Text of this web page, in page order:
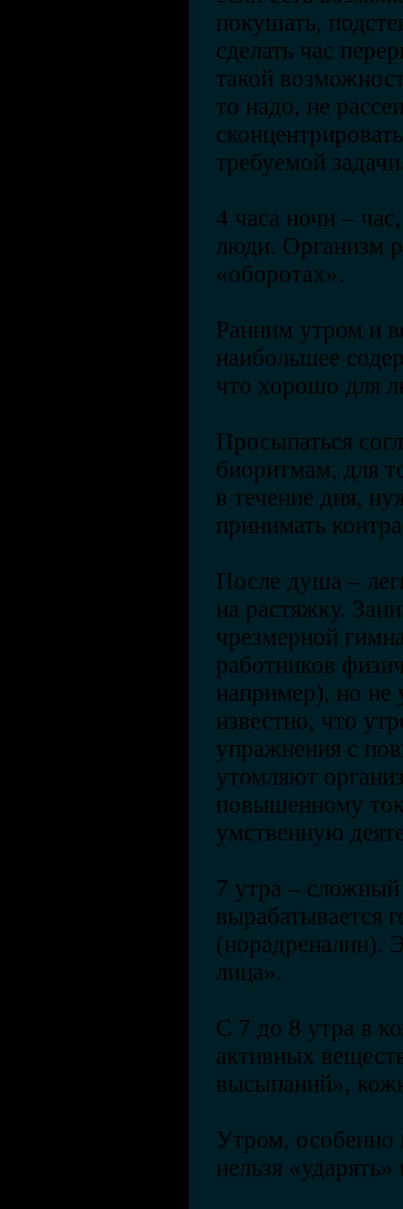
покушать,
сделать час
такой
то надо, не
требуемой
4 часа ночи –
люди. Организм
«оборотах».
Ранним утром и
наибольшее
что хорошо для
Просыпаться
биоритмам, для
в течение дня,
принимать
После душа –
на растяжку.
чрезмерной
работников
например), но не
известно, что
упражнения с
утомляют
повышенному
умственную
7 утра – сложный
вырабатывается
(норадреналин).
лица».
С 7 до 8 утра в
активных
высыпаний»,
Утром, особенно
нельзя